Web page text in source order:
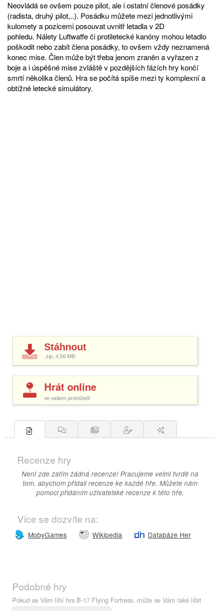
Neovládá se ovšem pouze pilot, ale i ostatní členové posádky
(radista, druhý pilot,..). Posádku můžete mezi jednotlivými
kulomety a pozicemi posouvat uvnitř letadla v 2D
pohledu. Nálety Luftwaffe či protiletecké kanóny mohou letadlo
poškodit nebo zabít člena posádky, to ovšem vždy neznamená
konec mise. Člen může být třeba jenom zraněn a vyřazen z
boje a i úspěšné mise zvláště v pozdějších fázích hry končí
smrtí několika členů. Hra se počítá spíše mezi ty komplexní a
obtížné letecké simulátory.
Stáhnout
.zip, 4,56 MB
Hrát online
ve vašem prohlížeči
Recenze hry
Není zde zatím žádná recenze! Pracujeme velmi tvrdě na
tom, abychom přidali recenze ke každé hře. Můžete nám
pomoci přidáním uživatelské recenze k této hře.
Více se dozvíte na:
MobyGames Wikipedia Databáze Her
Podobné hry
Pokud se Vám líbí hra B-17 Flying Fortress, může se Vám také líbit